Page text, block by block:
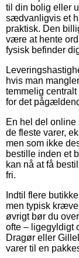
til din bolig eller
sædvanligvis et
praktisk. Den
være at hente
fysisk befinder
hvis man
temmelig
for det
En hel del online
de fleste varer,
men som ikke
bestille inden et
kan nå at få
fri.
Indtil flere
men typisk
øvrigt bør du
ofte – ligegyldigt
Dragør eller
varer til en